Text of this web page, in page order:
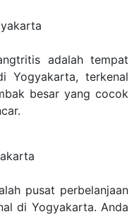
adalah tempat
Yogyakarta, terkenal
besar yang cocok
pusat perbelanjaan
di Yogyakarta. Anda